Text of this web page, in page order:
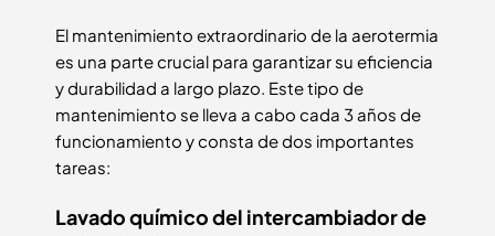
El mantenimiento extraordinario de la aerotermia
es una parte crucial para garantizar su eficiencia
y durabilidad a largo plazo. Este tipo de
mantenimiento se lleva a cabo cada 3 años de
funcionamiento y consta de dos importantes
tareas:
Lavado químico del intercambiador de